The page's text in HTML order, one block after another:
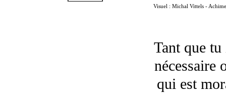
Visuel : Michal Vittels -
Tant que
nécessaire
qui est